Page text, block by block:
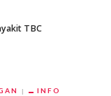
TBC
INFO